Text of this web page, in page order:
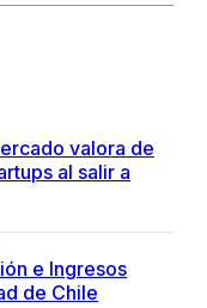
valora de
al salir a
e Ingresos
de Chile